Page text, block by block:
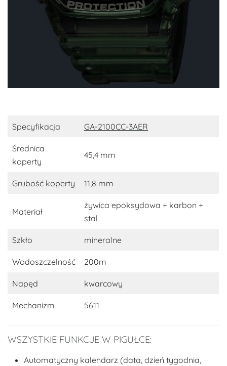
Specyfikacja GA-2100CC-3AER
Średnica
koperty
45,4 mm
Grubość koperty 11,8 mm
Materiał
żywica epoksydowa + karbon +
stal
Szkło mineralne
Wodoszczelność 200m
Napęd kwarcowy
Mechanizm 5611
WSZYSTKIE FUNKCJE W PIGUŁCE:
Automatyczny kalendarz (data, dzień tygodnia,